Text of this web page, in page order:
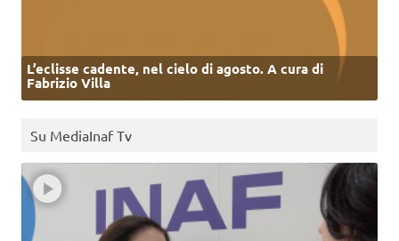
L’eclisse cadente, nel cielo di agosto. A cura di
Fabrizio Villa
Su MediaInaf Tv